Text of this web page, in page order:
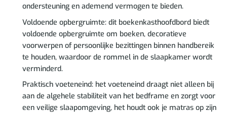
ondersteuning en ademend vermogen te bieden.
Voldoende opbergruimte: dit boekenkasthoofdbord biedt
voldoende opbergruimte om boeken, decoratieve
voorwerpen of persoonlijke bezittingen binnen handbereik
te houden, waardoor de rommel in de slaapkamer wordt
verminderd.
Praktisch voeteneind: het voeteneind draagt niet alleen bij
aan de algehele stabiliteit van het bedframe en zorgt voor
een veilige slaapomgeving, het houdt ook je matras op zijn